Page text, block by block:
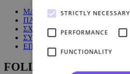
ΜΑΘΗΜΑΤΑ
ΠΑΚΕΤΑ
ΣΧΕΤΙΚΑ ΜΕ ΕΜΑΣ
ΣΥΧΝΕΣ ΕΡΩΤΗΣΕΙΣ
ΕΠΙΚΟΙΝΩΝΙΑ
FOLLOW US:
STRICTLY NECESSARY
PERFORMANCE
FUNCTIONALITY